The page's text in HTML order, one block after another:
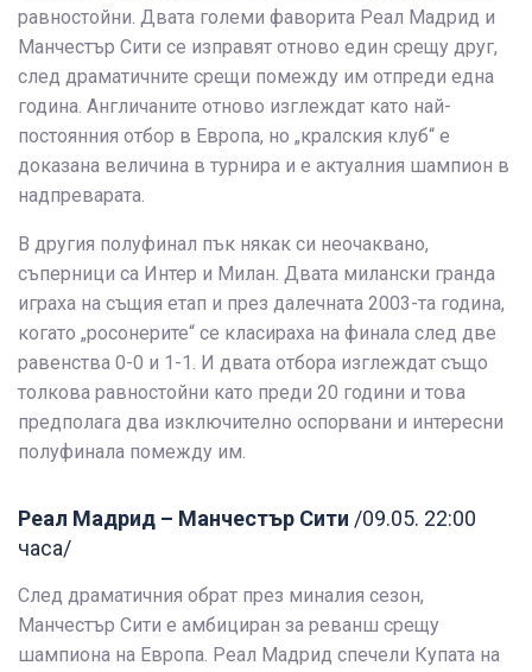
равностойни. Двата големи фаворита Реал Мадрид и
Манчестър Сити се изправят отново един срещу друг,
след драматичните срещи помежду им отпреди една
година. Англичаните отново изглеждат като най-
постоянния отбор в Европа, но „кралския клуб“ е
доказана величина в турнира и е актуалния шампион в
надпреварата.
В другия полуфинал пък някак си неочаквано,
съперници са Интер и Милан. Двата милански гранда
играха на същия етап и през далечната 2003-та година,
когато „росонерите“ се класираха на финала след две
равенства 0-0 и 1-1. И двата отбора изглеждат също
толкова равностойни като преди 20 години и това
предполага два изключително оспорвани и интересни
полуфинала помежду им.
Реал Мадрид – Манчестър Сити /09.05. 22:00
часа/
След драматичния обрат през миналия сезон,
Манчестър Сити е амбициран за реванш срещу
шампиона на Европа. Реал Мадрид спечели Купата на